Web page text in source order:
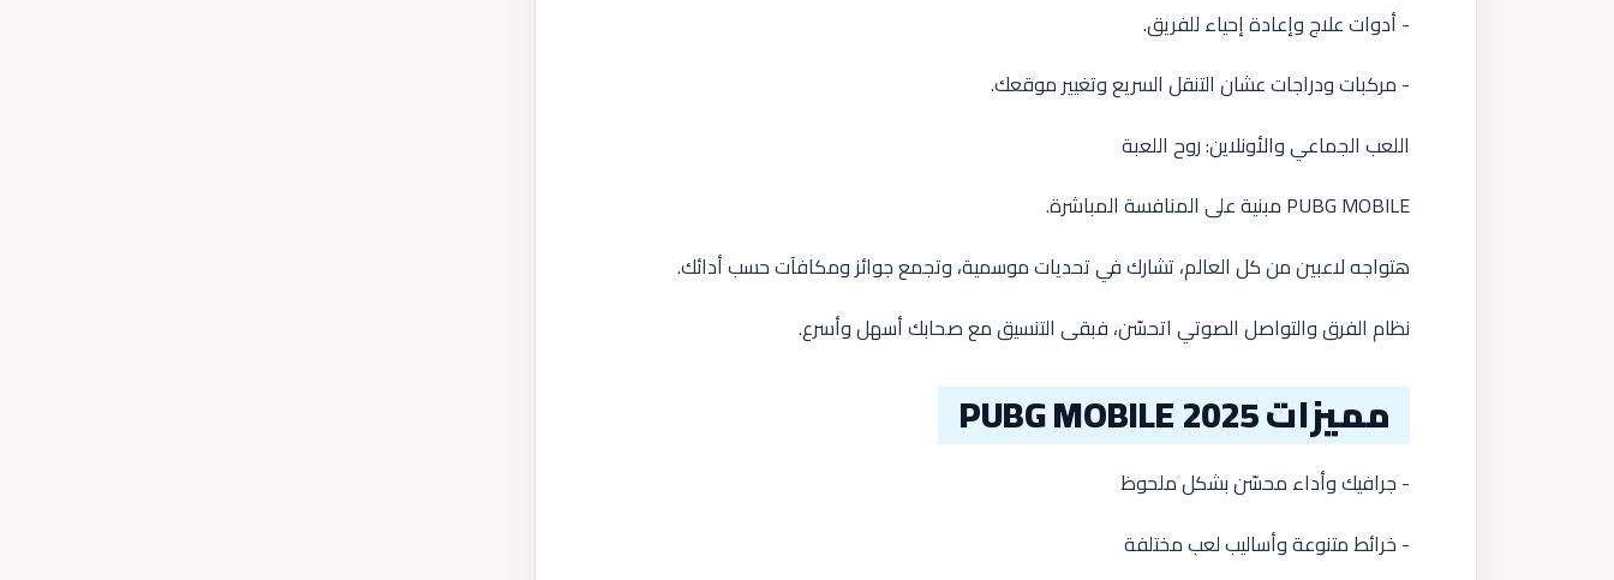
- أدوات علاج وإعادة إحياء للفريق.
- مركبات ودراجات عشان التنقل السريع وتغيير موقعك.
اللعب الجماعي والأونلاين: روح اللعبة
PUBG MOBILE مبنية على المنافسة المباشرة.
هتواجه لاعبين من كل العالم، تشارك في تحديات موسمية، وتجمع جوائز ومكافآت حسب أدائك.
نظام الفرق والتواصل الصوتي اتحسّن، فبقى التنسيق مع صحابك أسهل وأسرع.
مميزات PUBG MOBILE 2025
- جرافيك وأداء محسّن بشكل ملحوظ
- خرائط متنوعة وأساليب لعب مختلفة